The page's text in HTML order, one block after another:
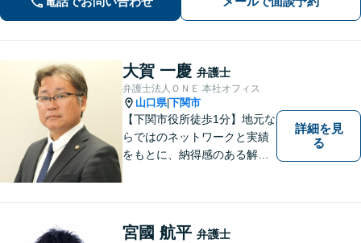
て尽力します【完全個室】【下関駅5
分】
大賀 一慶 弁護士
弁護士法人ＯＮＥ 本社オフィス
山口県|下関市
【下関市役所徒歩1分】地元な
らではのネットワークと実績
をもとに、納得感のある解決
詳細を見
る
宮國 航平 弁護士